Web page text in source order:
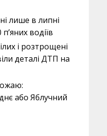
лише в липні
водіїв
і розтрощені
деталі ДТП на
або Яблучний